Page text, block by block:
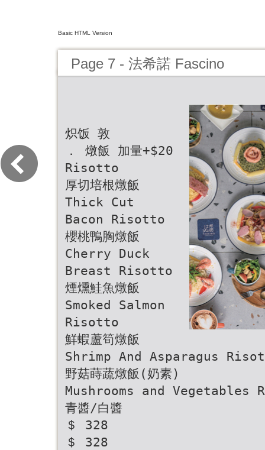
Basic HTML Version
Page 7 - 法希諾 Fascino
炽饭 敦
． 燉飯 加量+$20
Risotto
厚切培根燉飯
Thick Cut
Bacon Risotto
櫻桃鴨胸燉飯
Cherry Duck
Breast Risotto
煙燻鮭魚燉飯
Smoked Salmon
Risotto
鮮蝦蘆筍燉飯
Shrimp And Asparagus
野菇蒔蔬燉飯(奶素)
Mushrooms and Vegetables
青醬/白醬
＄ 328
＄ 328